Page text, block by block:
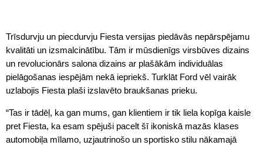
Trīsdurvju un piecdurvju Fiesta versijas piedāvās nepārspējamu
kvalitāti un izsmalcinātību. Tām ir mūsdienīgs virsbūves dizains
un revolucionārs salona dizains ar plašākām individuālas
pielāgošanas iespējām nekā iepriekš. Turklāt Ford vēl vairāk
uzlabojis Fiesta plaši izslavēto braukšanas prieku.
“Tas ir tādēļ, ka gan mums, gan klientiem ir tik liela kopīga kaisle
pret Fiesta, ka esam spējuši pacelt šī ikoniskā mazās klases
automobiļa mīlamo, uzjautrinošo un sportisko stilu nākamajā